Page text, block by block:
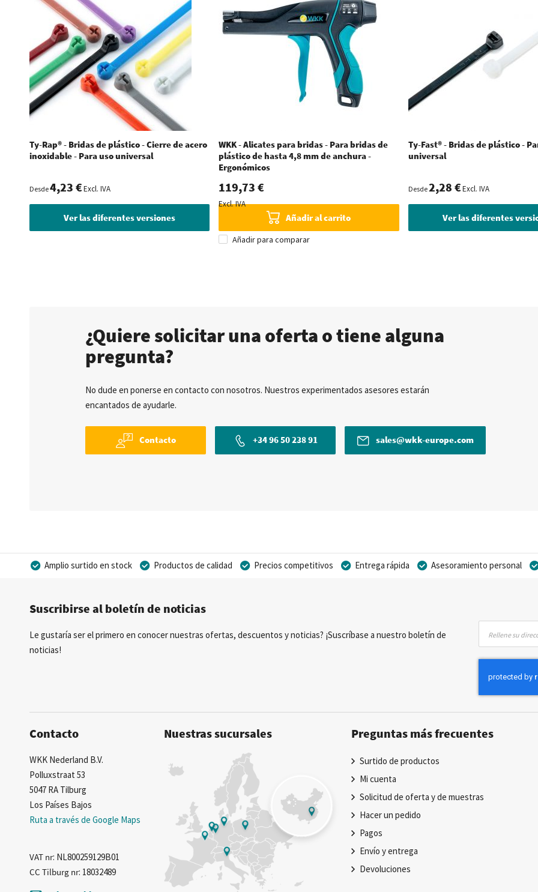
Ty-Rap® - Bridas de plástico - Cierre de acero
inoxidable - Para uso universal
Desde4,23 €Excl. IVA
Ver las diferentes versiones
WKK - Alicates para bridas - Para bridas de
plástico de hasta 4,8 mm de anchura -
Ergonómicos
119,73 €
Excl. IVA
Añadir al carrito
Añadir para comparar
Ty-Fast® - Bridas de plástico -
universal
Desde2,28 €Excl. IVA
Ver las diferentes
¿Quiere solicitar una oferta o tiene alguna
pregunta?
No dude en ponerse en contacto con nosotros. Nuestros experimentados asesores estarán
encantados de ayudarle.
Contacto +34 96 50 238 91 sales@wkk-europe.com
Amplio surtido en stock Productos de calidad Precios competitivos Entrega rápida
Asesoramiento personal
Suscribirse al boletín de noticias
Le gustaría ser el primero en conocer nuestras ofertas, descuentos y noticias? ¡Suscríbase a nuestro boletín de
noticias!
nuestro
boletín
Contacto
WKK Nederland B.V.
Polluxstraat 53
5047 RA Tilburg
Los Países Bajos
Ruta a través de Google Maps
VAT nr: NL800259129B01
CC Tilburg nr: 18032489
Nuestras sucursales Preguntas más frecuentes
Surtido de productos
Mi cuenta
Solicitud de oferta y de muestras
Hacer un pedido
Pagos
Envío y entrega
Devoluciones